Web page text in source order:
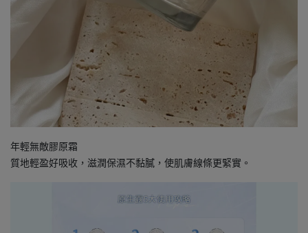
年輕無敵膠原霜
質地輕盈好吸收，滋潤保濕不黏膩，使肌膚線條更緊實。